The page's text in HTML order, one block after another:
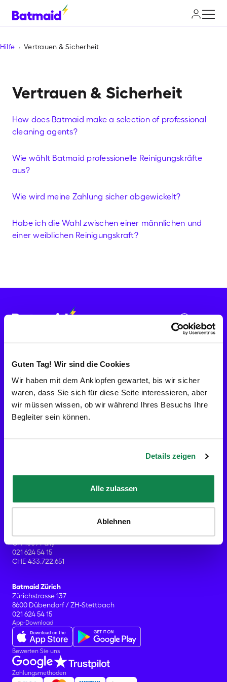
Guten Tag! Wir sind die Cookies
Wir haben mit dem Anklopfen gewartet, bis wir sicher
waren, dass Sie sich für diese Seite interessieren, aber
wir müssen wissen, ob wir während Ihres Besuchs Ihre
Begleiter sein können.
Details zeigen
Alle zulassen
Ablehnen
Hilfe Vertrauen & Sicherheit
Vertrauen & Sicherheit
How does Batmaid make a selection of professional
cleaning agents?
Wie wählt Batmaid professionelle Reinigungskräfte
aus?
Wie wird meine Zahlung sicher abgewickelt?
Habe ich die Wahl zwischen einer männlichen und
einer weiblichen Reinigungskraft?
Unternehmen
Kampf gegen Schwarzarbeit
Bewertungen
Karrieren
Blog
Pressekontakt
Büroreinigung
Was beinhaltet Ihr Reinigungsservice?
Büros
Avenue de Lavaux 77
CH-1009 Pully
021 624 54 15
CHE-433.722.651
Batmaid Zürich
Zürichstrasse 137
8600 Dübendorf / ZH-Stettbach
021 624 54 15
App-Download
Bewerten Sie uns
Zahlungsmethoden